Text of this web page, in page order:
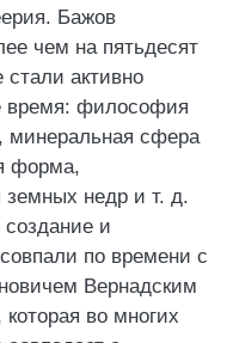
Бажов
чем на пятьдесят
активно
время: философия
минеральная сфера
форма,
земных недр и т. д.
создание и
по времени с
Вернадским
во многих